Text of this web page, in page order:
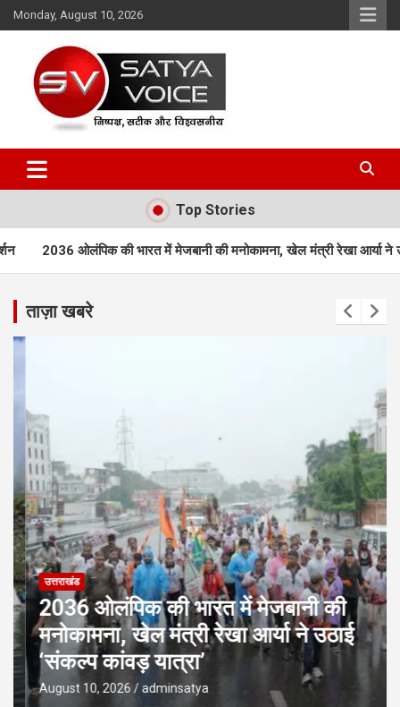
Skip
to
Monday, August 10, 2026
Satya Voice
Top Stories
में मेजबानी की मनोकामना, खेल मंत्री रेखा आर्या ने उठाई ‘संकल्प कांवड़ यात्रा’
ताज़ा खबरे
उत्तराखंड
2036 ओलंपिक की भारत में मेजबानी की
मनोकामना, खेल मंत्री रेखा आर्या ने उठाई
‘संकल्प कांवड़ यात्रा’
August 10, 2026 adminsatya